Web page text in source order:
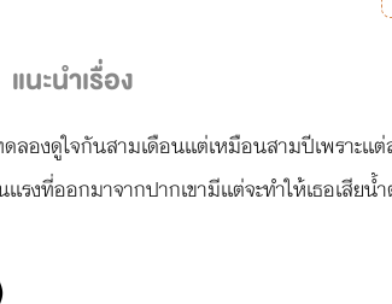
แนะนำเรื่อง
องดูใจกันสามเดือนเเต่เหมือนสามปีเพราะเเ
เรงที่ออกมาจากปากเขามีเเต่จะทำให้เธอเสียน้